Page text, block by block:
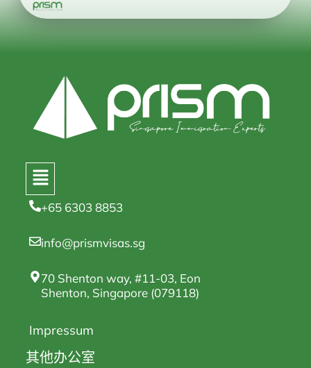
+65 6303 8853
info@prismvisas.sg
70 Shenton way, #11-03, Eon
Shenton, Singapore (079118)
Impressum
其他办公室